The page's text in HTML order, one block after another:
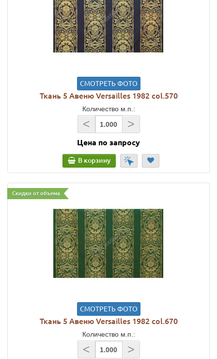
СМОТРЕТЬ ФОТО
Ткань 5 Авеню Versailles 1982 col.570
Количество м.п.:
< >
Цена по запросу
В корзину
Скидки от объема
СМОТРЕТЬ ФОТО
Ткань 5 Авеню Versailles 1982 col.670
Количество м.п.:
< >